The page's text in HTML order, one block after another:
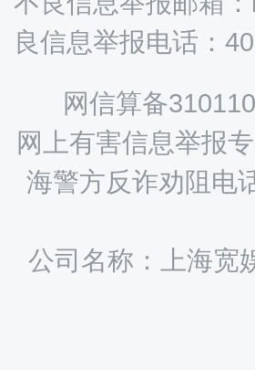
良信息举报电话：
网信算备
网上有害信息举报专
海警方反诈劝阻电
公司名称：上海宽